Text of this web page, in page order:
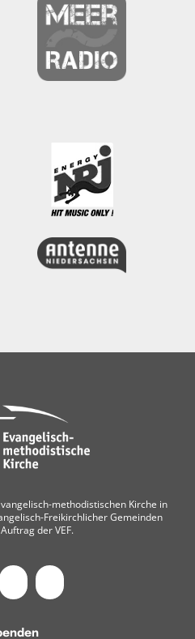
methodistischen Kirche in
Freikirchlicher Gemeinden
der VEF.